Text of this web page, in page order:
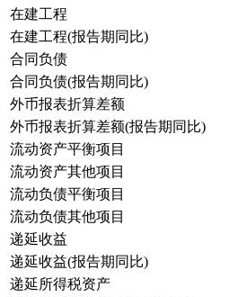
在建工程
在建工程(报告期同比)
合同负债
合同负债(报告期同比)
外币报表折算差额
外币报表折算差额(报告期同比)
流动资产平衡项目
流动资产其他项目
流动负债平衡项目
流动负债其他项目
递延收益
递延收益(报告期同比)
递延所得税资产